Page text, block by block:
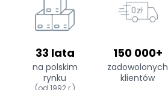
33 lata
na polskim
rynku
(od 1992 r.)
150 000+
zadowolonych
klientów